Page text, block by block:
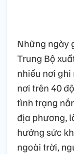
Những ngày
Trung Bộ
nhiều nơi ghi
nơi trên 40
tình trạng
địa phương,
hưởng sức
ngoài trời,